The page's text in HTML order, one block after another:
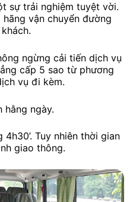
sự trải nghiệm tuyệt vời.
vận chuyển đường
ngừng cải tiến dịch vụ
cấp 5 sao từ phương
vụ đi kèm.
hằng ngày.
Tuy nhiên thời gian
giao thông.